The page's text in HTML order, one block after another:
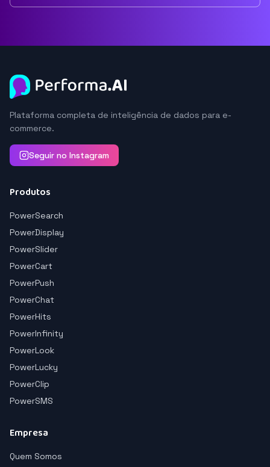
Plataforma completa de inteligência de dados para e-
commerce.
Seguir no Instagram
Produtos
PowerSearch
PowerDisplay
PowerSlider
PowerCart
PowerPush
PowerChat
PowerHits
PowerInfinity
PowerLook
PowerLucky
PowerClip
PowerSMS
Empresa
Quem Somos